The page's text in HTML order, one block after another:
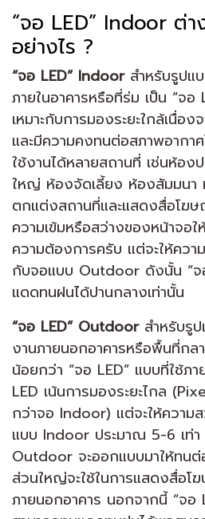
“จอ LED” Indoor ต่
อย่างไร ?
“จอ LED” Indoorสำหรับรูปแ
ภายในอาคารหรือที่ร่ม เป็น “จ
เหมาะกับการมองระยะใกล้เนื่อ
และมีความคงทนต่อสภาพอากา
ใช้งานได้หลายสถานที่ เช่นห้อง
ใหญ่ ห้องจัดเลี้ยง ห้องสัมมนา
ตกแต่งสถานที่และแสดงสื่อโฆษ
ความเข้มหรือสว่างของหน้าจอใ
ความต้องการครับ แต่จะให้ควา
กับจอแบบ Outdoor ดังนั้น “จอ
แดดทนฝนได้ปานกลางเท่านั้น
“จอ LED” Outdoorสำหรับรู
งานภายนอกอาคารหรือพื้นที่กล
น้อยกว่า “จอ LED” แบบที่ใช้ภา
LED เน้นการมองระยะไกล
กว่าจอ Indoor) แต่จะให้ความ
แบบ Indoor ประมาณ 5-6 เท่
Outdoor จะออกแบบมาให้ทน
ส่วนใหญ่จะใช้ในการแสดงสื่อ
ภายนอกอาคาร นอกจากนี้ “จอ